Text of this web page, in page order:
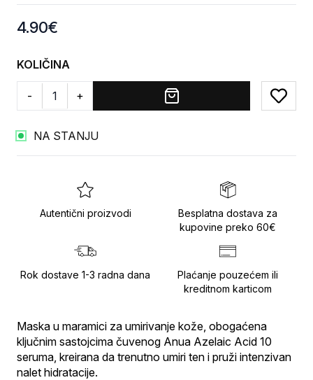
Product information
4.90€
KOLIČINA
- +
Add
NA STANJU
Autentični proizvodi
Besplatna dostava za
kupovine preko 60€
Rok dostave 1-3 radna dana
Plaćanje pouzećem ili
kreditnom karticom
Maska u maramici za umirivanje kože, obogaćena
ključnim sastojcima čuvenog Anua Azelaic Acid 10
seruma, kreirana da trenutno umiri ten i pruži intenzivan
nalet hidratacije.